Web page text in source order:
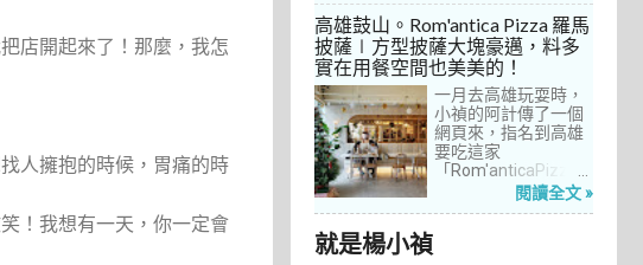
店開起來了！那麼，我怎
人擁抱的時候，胃痛的時
！我想有一天，你一定會
家連鎖店許久，只是
每次去台中誘惑實在
太多了！就……，這一
次離家這麼近，不來
吃真的說不過去。
高雄鼓山。Rom'antica Pizza 羅馬
披薩∣方型披薩大塊豪邁，料多
實在用餐空間也美美的！
一月去高雄玩耍時，
小禎的阿計傳了一個
網頁來，指名到高雄
要吃這家
「Rom'anticaPizza
羅馬披薩」，看了圖
閱讀全文 »
就是楊小禎